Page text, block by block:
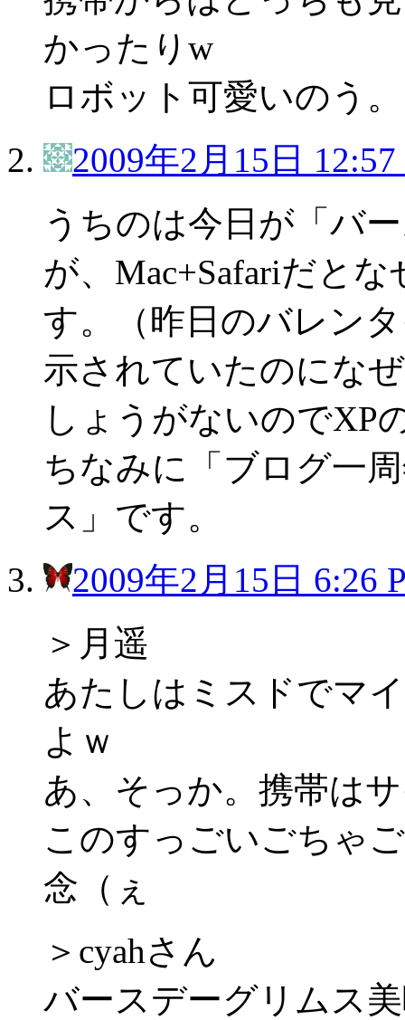
かったりw
ロボット可愛いのう。
2009年2月15日
うちのは今日が「バ
が、Mac+Safariだと
す。（昨日のバレン
示されていたのにな
しょうがないのでXP
ちなみに「ブログ一
ス」です。
2009年2月15日 6:26
＞月遥
あたしはミスドでマ
よｗ
あ、そっか。携帯は
このすっごいごちゃ
念（ぇ
＞cyahさん
バースデーグリムス